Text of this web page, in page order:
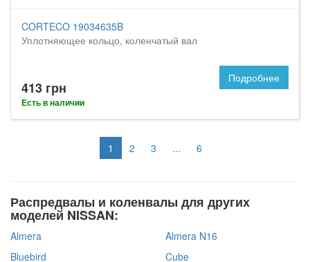
CORTECO 19034635B
Уплотняющее кольцо, коленчатый вал
413 грн
Есть в наличии
Подробнее
1 2 3 ... 6
Распредвалы и коленвалы для других
моделей NISSAN:
Almera
Almera N16
Bluebird
Cube